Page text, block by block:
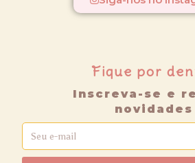
Fique por
Inscreva-se e
novidades